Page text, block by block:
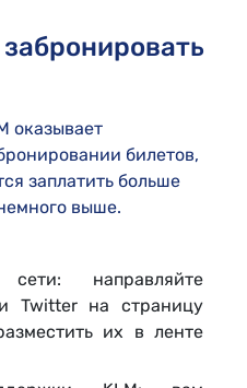
оказывает
билетов,
заплатить больше
выше.
направляйте
Twitter на страницу
их в ленте